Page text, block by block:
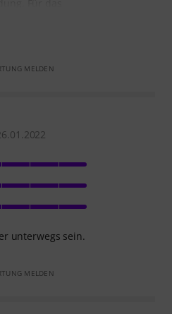
MELDEN
unterwegs sein.
MELDEN